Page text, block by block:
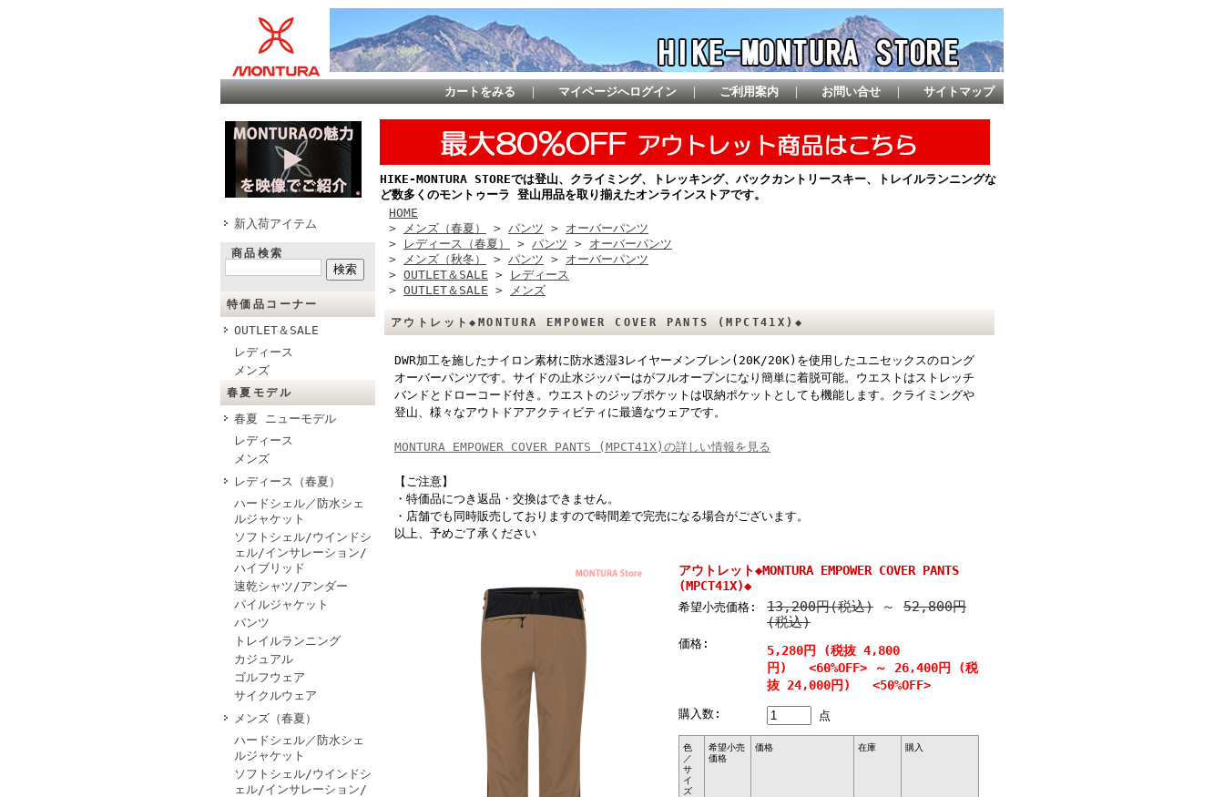
カートをみる ｜ マイページへログイン ｜ ご利用案内 ｜ お問い合せ ｜ サイトマップ
新入荷アイテム
商品検索
特価品コーナー
OUTLET＆SALE
レディース
メンズ
春夏モデル
春夏 ニューモデル
レディース
メンズ
レディース（春夏）
ハードシェル／防水シェ
ルジャケット
ソフトシェル/ウインドシ
ェル/インサレーション/
ハイブリッド
速乾シャツ/アンダー
パイルジャケット
パンツ
トレイルランニング
カジュアル
ゴルフウェア
サイクルウェア
メンズ（春夏）
ハードシェル／防水シェ
ルジャケット
ソフトシェル/ウインドシ
ェル/インサレーション/
HIKE-MONTURA STOREでは登山、クライミング、トレッキング、バックカントリースキー、トレイルランニングな
ど数多くのモントゥーラ 登山用品を取り揃えたオンラインストアです。
HOME
>
メンズ（春夏） > パンツ > オーバーパンツ
>
レディース（春夏） > パンツ > オーバーパンツ
>
メンズ（秋冬） > パンツ > オーバーパンツ
> OUTLET＆SALE >
レディース
> OUTLET＆SALE > メンズ
アウトレット◆MONTURA EMPOWER COVER PANTS (MPCT41X)◆
DWR加工を施したナイロン素材に防水透湿3レイヤーメンブレン(20K/20K)を使用したユニセックスのロング
オーバーパンツです。サイドの止水ジッパーはがフルオープンになり簡単に着脱可能。ウエストはストレッチ
バンドとドローコード付き。ウエストのジップポケットは収納ポケットとしても機能します。クライミングや
登山、様々なアウトドアアクティビティに最適なウェアです。
MONTURA EMPOWER COVER PANTS (MPCT41X)の詳しい情報を見る
【ご注意】
・特価品につき返品・交換はできません。
・店舗でも同時販売しておりますので時間差で完売になる場合がございます。
以上、予めご了承ください
アウトレット◆MONTURA EMPOWER COVER PANTS
(MPCT41X)◆
希望小売価格: 13,200円(税込) ～
52,800円
(税込)
価格:
5,280円 (税抜 4,800
円) <60%OFF>
～
26,400円 (税
抜 24,000円) <50%OFF>
購入数: 点
色
／
サ
イ
ズ
希望小売
価格
価格 在庫 購入